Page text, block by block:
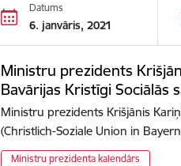
Datums
6. janvāris, 2021
Ministru prezidents
Bavārijas Kristīgi Sociālās
Ministru prezidents Krišjānis
(Christlich-Soziale Union in
Ministru prezidenta kalendārs